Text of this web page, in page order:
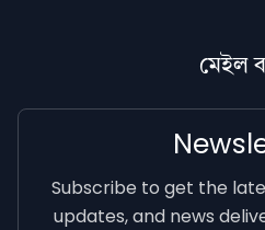
মেইল
Subscribe to get the
updates, and news